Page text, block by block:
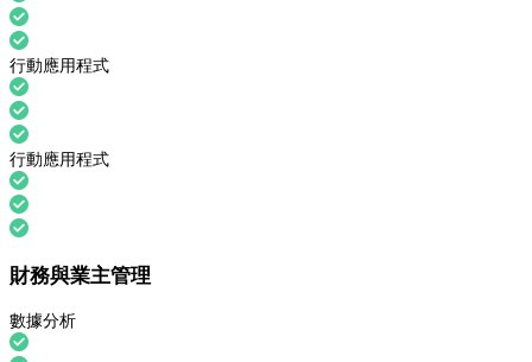
行動應用程式
行動應用程式
財務與業主管理
數據分析